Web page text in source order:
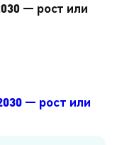
— рост или
— рост или